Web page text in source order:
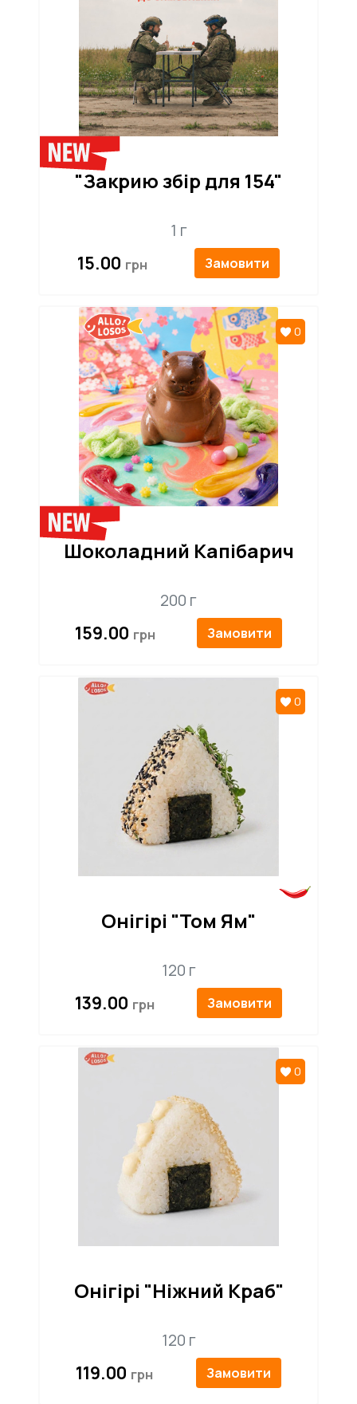
154-ки
"Закрию збір для 154"
1 г
15.00 Замовити
0
Шоколадний Капібарич
200 г
159.00 Замовити
0
Онігірі "Том Ям"
120 г
139.00 Замовити
0
Онігірі "Ніжний Краб"
120 г
119.00 Замовити